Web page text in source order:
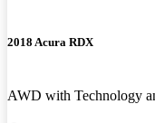
2018 Acura RDX
AWD with Technology